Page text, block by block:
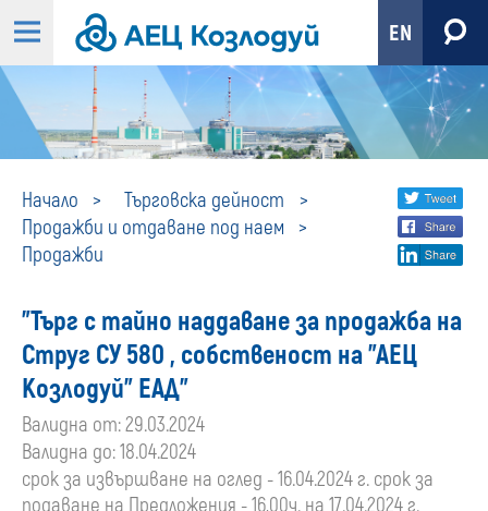
EN
Начало
Търговска дейност
Продажби и отдаване под наем
Продажби
ПродажбиShare
social
"Търг с тайно наддаване за продажба на
Струг СУ 580 , собственост на "АЕЦ
Козлодуй" ЕАД"
Валидна от: 29.03.2024
Валидна до: 18.04.2024
срок за извършване на оглед - 16.04.2024 г. срок за